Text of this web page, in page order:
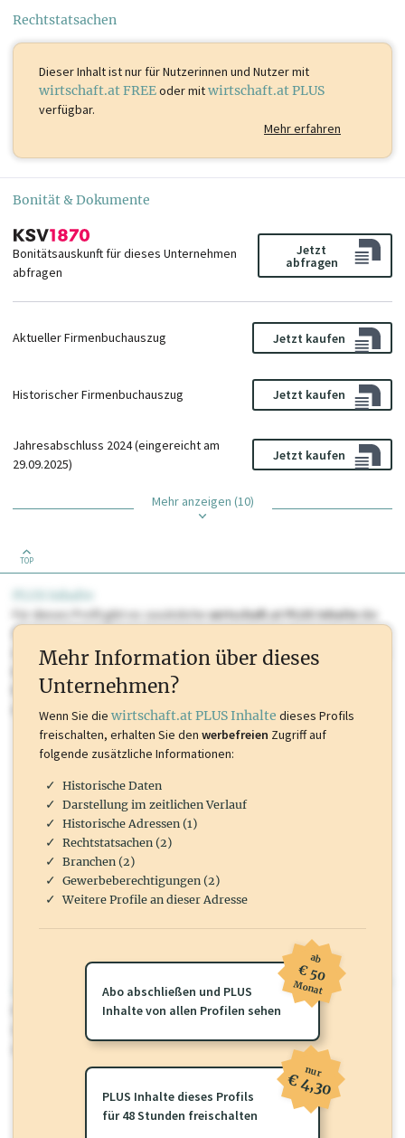
Rechtstatsachen
Dieser Inhalt istnur für Nutzerinnen und Nutzer mit
wirtschaft.at FREEoder mitwirtschaft.at PLUS
verfügbar.
Mehr erfahren
Bonität & Dokumente
Bonitätsauskunft für dieses Unternehmen
abfragen
Jetzt
abfragen
Aktueller Firmenbuchauszug Jetzt kaufen
Historischer Firmenbuchauszug Jetzt kaufen
Jahresabschluss 2024 (eingereicht am
29.09.2025)
Jetzt kaufen
Mehr anzeigen (10)
TOP
PLUS Inhalte
Für dieses Profil gibt es zusätzlichewirtschaft.at PLUS Inhaltedie
Sie momentan nicht einsehen können. Schalten Sie dieses Profil frei
oder loggen Sie sich ein um diese Inhalte zu sehen. wirtschaft.at PLUS
Marken, Patente, Rechtstatsachen, OTS-Aussendungen, und viele
mehr.
wirtschaft.at PLUS
Für dieses Profil gibt es zusätzlichewirtschaft.at PLUS Inhalte
oder loggen Sie sich ein um diese Inhalte zu sehen.
Mehr Information über dieses
Unternehmen?
Wenn Sie die wirtschaft.at PLUS Inhalte dieses Profils
freischalten, erhalten Sie den werbefreien Zugriff auf
folgende zusätzliche Informationen:
Historische Daten
Darstellung im zeitlichen Verlauf
Historische Adressen (1)
Rechtstatsachen (2)
Branchen (2)
Gewerbeberechtigungen (2)
Weitere Profile an dieser Adresse
Abo abschließen und PLUS
Inhalte von allen Profilen sehen
ab
€ 50
Monat
PLUS Inhalte dieses Profils
für 48 Stunden freischalten
nur
€ 4,30